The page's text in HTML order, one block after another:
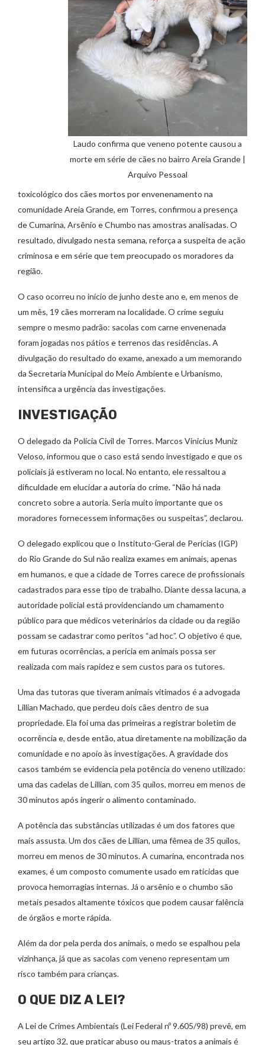
Laudo confirma que veneno potente causou a
morte em série de cães no bairro Areia Grande |
Arquivo Pessoal
toxicológico dos cães mortos por envenenamento na
comunidade Areia Grande, em Torres, confirmou a presença
de Cumarina, Arsênio e Chumbo nas amostras analisadas. O
resultado, divulgado nesta semana, reforça a suspeita de ação
criminosa e em série que tem preocupado os moradores da
região.
O caso ocorreu no início de junho deste ano e, em menos de
um mês, 19 cães morreram na localidade. O crime seguiu
sempre o mesmo padrão: sacolas com carne envenenada
foram jogadas nos pátios e terrenos das residências. A
divulgação do resultado do exame, anexado a um memorando
da Secretaria Municipal do Meio Ambiente e Urbanismo,
intensifica a urgência das investigações.
INVESTIGAÇÃO
O delegado da Polícia Civil de Torres. Marcos Vinicius Muniz
Veloso, informou que o caso está sendo investigado e que os
policiais já estiveram no local. No entanto, ele ressaltou a
dificuldade em elucidar a autoria do crime. “Não há nada
concreto sobre a autoria. Seria muito importante que os
moradores fornecessem informações ou suspeitas”, declarou.
O delegado explicou que o Instituto-Geral de Perícias (IGP)
do Rio Grande do Sul não realiza exames em animais, apenas
em humanos, e que a cidade de Torres carece de profissionais
cadastrados para esse tipo de trabalho. Diante dessa lacuna, a
autoridade policial está providenciando um chamamento
público para que médicos veterinários da cidade ou da região
possam se cadastrar como peritos “ad hoc”. O objetivo é que,
em futuras ocorrências, a perícia em animais possa ser
realizada com mais rapidez e sem custos para os tutores.
Uma das tutoras que tiveram animais vitimados é a advogada
Lillian Machado, que perdeu dois cães dentro de sua
propriedade. Ela foi uma das primeiras a registrar boletim de
ocorrência e, desde então, atua diretamente na mobilização da
comunidade e no apoio às investigações. A gravidade dos
casos também se evidencia pela potência do veneno utilizado:
uma das cadelas de Lillian, com 35 quilos, morreu em menos de
30 minutos após ingerir o alimento contaminado.
A potência das substâncias utilizadas é um dos fatores que
mais assusta. Um dos cães de Lillian, uma fêmea de 35 quilos,
morreu em menos de 30 minutos. A cumarina, encontrada nos
exames, é um composto comumente usado em raticidas que
provoca hemorragias internas. Já o arsênio e o chumbo são
metais pesados altamente tóxicos que podem causar falência
de órgãos e morte rápida.
Além da dor pela perda dos animais, o medo se espalhou pela
vizinhança, já que as sacolas com veneno representam um
risco também para crianças.
O QUE DIZ A LEI?
A Lei de Crimes Ambientais (Lei Federal nº 9.605/98) prevê, em
seu artigo 32, que praticar abuso ou maus-tratos a animais é